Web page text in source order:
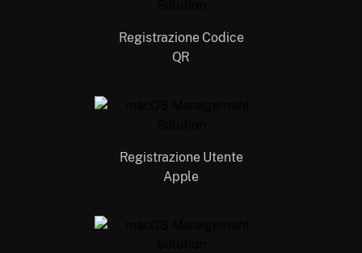
Registrazione Codice
QR
Registrazione Utente
Apple